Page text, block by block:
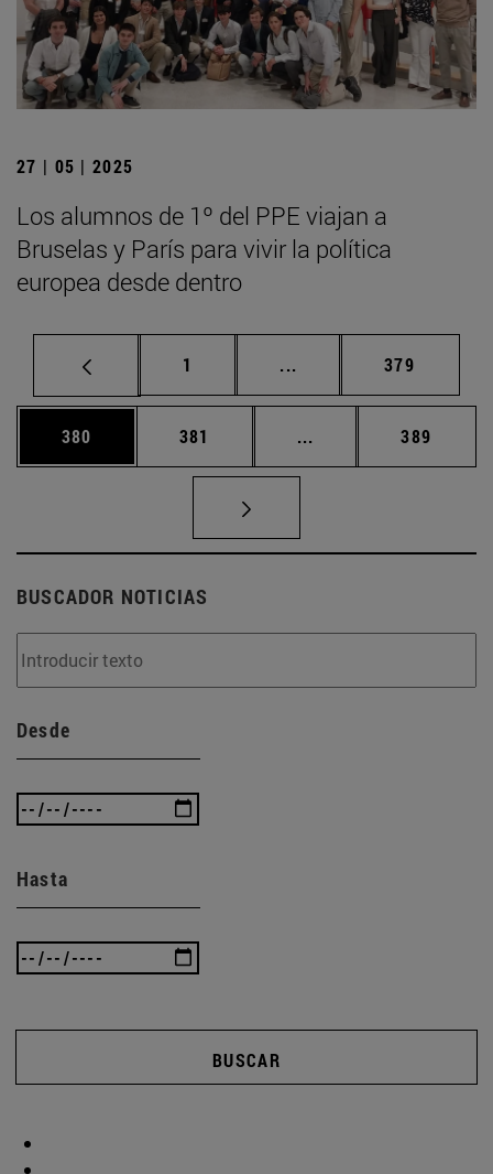
27 | 05 | 2025
Los alumnos de 1º del PPE viajan a
Bruselas y París para vivir la política
europea desde dentro
Página
1 ... Páginas intermedias
Página
379
Página
380 Página
381 ... Páginas intermedias
Página
389
BUSCADOR NOTICIAS
Desde
Hasta
BUSCAR